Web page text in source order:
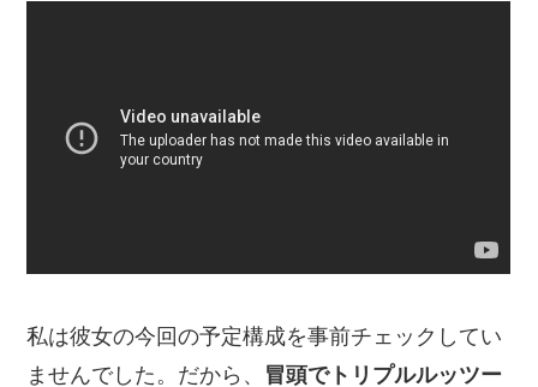
私は彼女の今回の予定構成を事前チェックしてい
ませんでした。だから、 冒頭でトリプルルッツー